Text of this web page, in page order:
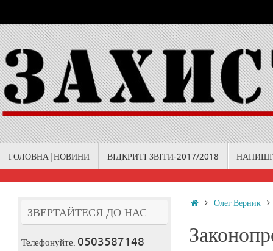
to
content
ГОЛОВНА|НОВИНИ ВІДКРИТІ ЗВІТИ-2017/2018
HomeОлег Верник
ЗВЕРТАЙТЕСЯ ДО НАС
Телефонуйте: 0503587148